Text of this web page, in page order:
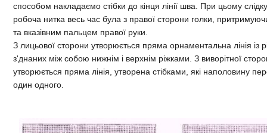
способом накладаємо стібки до кінця лінії шва. При цьому
робоча нитка весь час була з правої сторони голки,
та вказівним пальцем правої руки.
З лицьової сторони утворюється пряма орнаментальна лінія із
з'днаних між собою нижнім і верхнім ріжками. З виворітної
утворюється пряма лінія, утворена стібками, які наполовину
один одного.